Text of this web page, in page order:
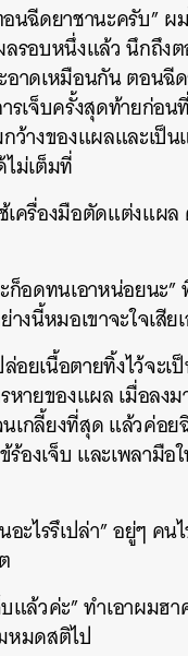
อนฉีดยาชานะครับ”
รอบหนึ่งแล้ว นึกถึง
าดเหมือนกัน ตอนฉี
รเจ็บครั้งสุดท้ายก่อน
ว้างของแผลและเป็
ม่เต็มที่
เครื่องมือตัดแต่งแผล
ะก็อดทนเอาหน่อยนะ
งนี้หมอเขาจะใจเสีย
อยเนื้อตายทิ้งไว้จะเ
หายของแผล เมื่อลง
เกลี้ยงที่สุด แล้วค่อย
องเจ็บ และเพลามือ
อะไรรึเปล่า” อยู่ๆ คน
แล้วค่ะ” ทำเอาผมฮ
หมดสติไป